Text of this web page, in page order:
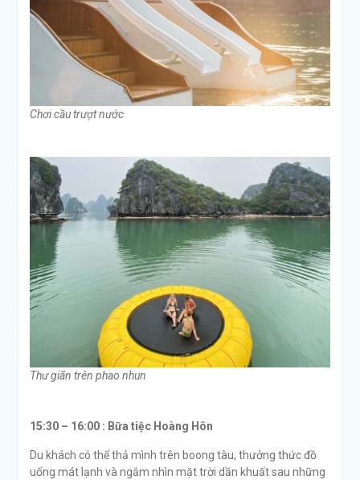
Chơi cầu trượt nước
Thư giãn trên phao nhun
15:30 – 16:00 : Bữa tiệc Hoàng Hôn
Du khách có thể thả mình trên boong tàu, thưởng thức đồ
uống mát lạnh và ngắm nhìn mặt trời dần khuất sau những